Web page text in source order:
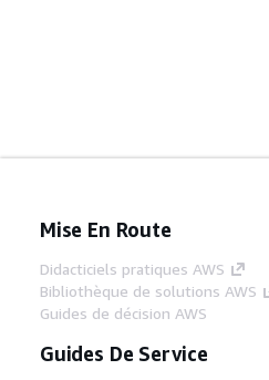
Mise En Route
Didacticiels pratiques AWS
Bibliothèque de solutions AWS
Guides de décision AWS
Guides De Service